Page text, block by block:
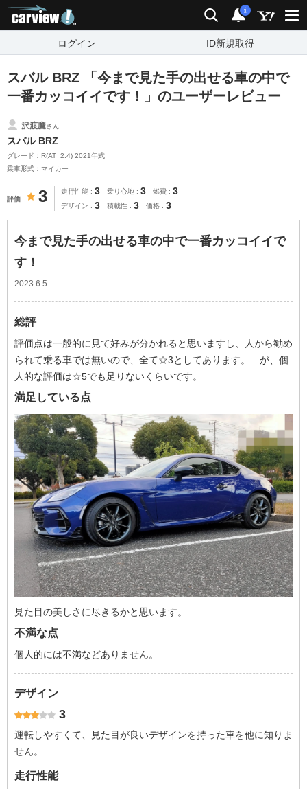
検索 通知
i
ログイン ID新規取得
スバル BRZ 「今まで見た手の出せる車の中で
一番カッコイイです！」のユーザーレビュー
沢渡鷹さん
スバル BRZ
グレード：R(AT_2.4) 2021年式
乗車形式：マイカー
評価 3 走行性能 3 乗り心地 3 燃費 3
デザイン 3 積載性 3 価格 3
今まで見た手の出せる車の中で一番カッコイイで
す！
2023.6.5
総評
評価点は一般的に見て好みが分かれると思いますし、人から勧め
られて乗る車では無いので、全て☆3としてあります。…が、個
人的な評価は☆5でも足りないくらいです。
満足している点
見た目の美しさに尽きるかと思います。
不満な点
個人的には不満などありません。
デザイン
3
運転しやすくて、見た目が良いデザインを持った車を他に知りま
せん。
走行性能